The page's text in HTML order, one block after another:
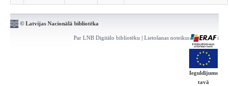
© Latvijas Nacionālā bibliotēka
Par LNB Digitālo bibliotēku | Lietošanas noteikumi | Kontakti
Ieguldījums
tavā